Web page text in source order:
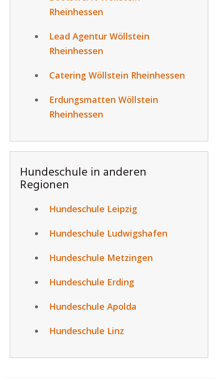
Rheinhessen
Lead Agentur Wöllstein
Rheinhessen
Catering Wöllstein Rheinhessen
Erdungsmatten Wöllstein
Rheinhessen
Hundeschule in anderen
Regionen
Hundeschule Leipzig
Hundeschule Ludwigshafen
Hundeschule Metzingen
Hundeschule Erding
Hundeschule Apolda
Hundeschule Linz